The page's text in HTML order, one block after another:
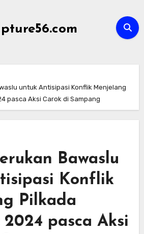
untuk Antisipasi Konflik Menjelang
pasca Aksi Carok di Sampang
Bawaslu
Konflik
Pilkada
pasca Aksi